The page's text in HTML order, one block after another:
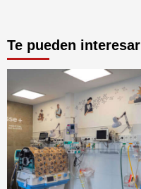
Te pueden interesar